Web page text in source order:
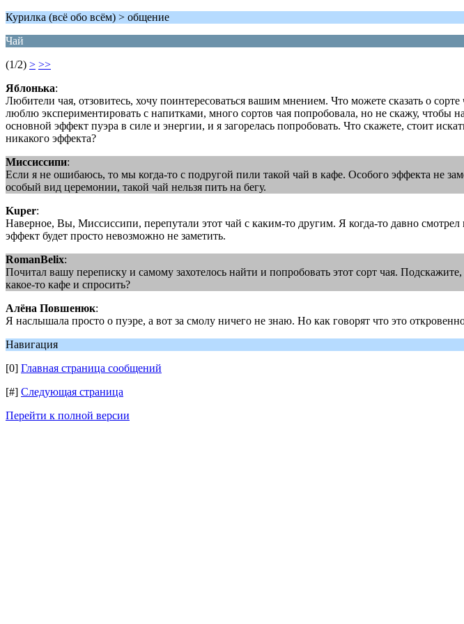
Курилка (всё обо всём) > общение
Чай
(1/2) > >>
Яблонька:
Любители чая, отзовитесь, хочу поинтересоваться вашим мнением. Что можете сказать о
люблю экспериментировать с напитками, много сортов чая попробовала, но не скажу, чтобы
основной эффект пуэра в силе и энергии, и я загорелась попробовать. Что скажете, стоит
никакого эффекта?
Миссиссипи:
Если я не ошибаюсь, то мы когда-то с подругой пили такой чай в кафе. Особого эффекта не
особый вид церемонии, такой чай нельзя пить на бегу.
Kuper:
Наверное, Вы, Миссиссипи, перепутали этот чай с каким-то другим. Я когда-то давно
эффект будет просто невозможно не заметить.
RomanBelix:
Почитал вашу переписку и самому захотелось найти и попробовать этот сорт чая.
какое-то кафе и спросить?
Алёна Повшенюк:
Я наслышала просто о пуэре, а вот за смолу ничего не знаю. Но как говорят что это
Навигация
[0] Главная страница сообщений
[#] Следующая страница
Перейти к полной версии